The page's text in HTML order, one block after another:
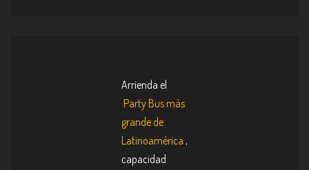
Arrienda el
Party Bus más
grande de
Latinoamérica ,
capacidad